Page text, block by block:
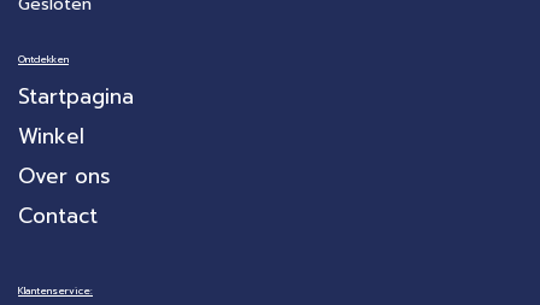
Ontdekken
Startpagina
Winkel
Over ons
Contact
Klantenservice: